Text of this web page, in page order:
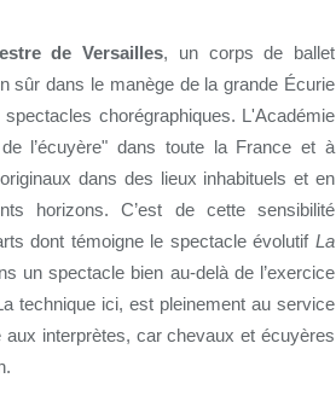
de Versailles, un corps de ballet
sûr dans le manège de la grande Écurie
chorégraphiques. L'Académie
l’écuyère" dans toute la France et à
dans des lieux inhabituels et en
horizons. C’est de cette sensibilité
dont témoigne le spectacle évolutifLa
un spectacle bien au-delà de l’exercice
technique ici, est pleinement au service
interprètes, car chevaux et écuyères